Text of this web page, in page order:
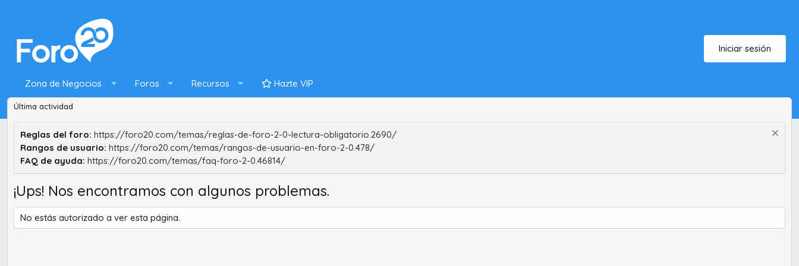
Iniciar sesión
Zona de Negocios Foros Recursos Hazte VIP
Última actividad
Reglas del foro: https://foro20.com/temas/reglas-de-foro-2-0-lectura-obligatorio.2690/
Rangos de usuario: https://foro20.com/temas/rangos-de-usuario-en-foro-2-0.478/
FAQ de ayuda: https://foro20.com/temas/faq-foro-2-0.46814/
¡Ups! Nos encontramos con algunos problemas.
No estás autorizado a ver esta página.